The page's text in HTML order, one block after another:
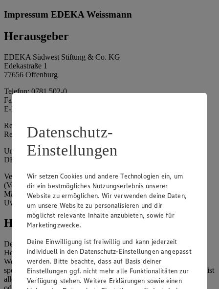
Impressum EDEKA Weissmann
Herausgeber
EDEKA Südwest Stiftung & Co. KG
Edekastraße 1
77656 Offenburg
Telefon: 0781 502-0
Fax: 0781 502-6180
E-Mail: kundenservice@edeka-suedwest.de
Registergericht: Amtsgericht Freiburg i.B.
Registernummer: HRA 707629
Umsatzsteuer-Identifikationsnummer gem. § 27a UStG:
DE815916131
Vertretungsberechtigte: Rainer Huber (Sprecher)
(Vorstandsmitglied), Klaus Fickert (Vorstandsmitglied), Jürgen
Mäder (Vorstandsmitglied), Patrick Mogck (Vorstandsmitglied),
Uwe Kohler
Hinweise
Der Inhalt dieser Website ist urheberrechtlich geschützt. Der
Herausgeber gewährt Ihnen jedoch das Recht, den auf dieser
Website bereitgestellten Text ganz oder ausschnittsweise zu
speichern und zu vervielfältigen. Aus Gründen des Urheberrechts ist
allerdings die Speicherung und Vervielfältigung von Bildmaterial
Datenschutz-
Einstellungen
Wir setzen Cookies und andere Technologien ein, um
dir ein bestmögliches Nutzungserlebnis unserer
Website zu ermöglichen. Wir verwenden deine Daten,
um unsere Website zu personalisieren und dir
möglichst relevante Inhalte anzubieten, sowie für
Marketingzwecke.
Deine Einwilligung ist freiwillig und kann jederzeit
individuell in den Datenschutz-Einstellungen angepasst
werden. Bitte beachte, dass auf Basis deiner
Einstellungen ggf. nicht mehr alle Funktionalitäten zur
Verfügung stehen. Weitere Erklärungen sowie einen